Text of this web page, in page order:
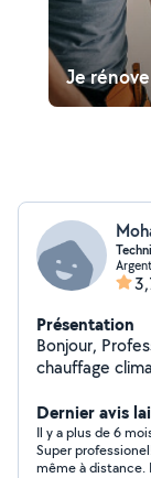
Je
Présentation
Bonjour,
chauffage
frigorigène,
compétences
Dernier avis
Il y a plus de 6
Super
même à distance.